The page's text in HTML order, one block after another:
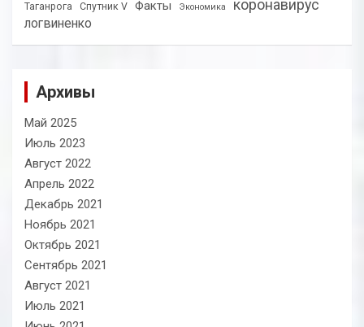
Таганрога
Спутник V Факты Экономика коронавирус
логвиненко
Архивы
Май 2025
Июль 2023
Август 2022
Апрель 2022
Декабрь 2021
Ноябрь 2021
Октябрь 2021
Сентябрь 2021
Август 2021
Июль 2021